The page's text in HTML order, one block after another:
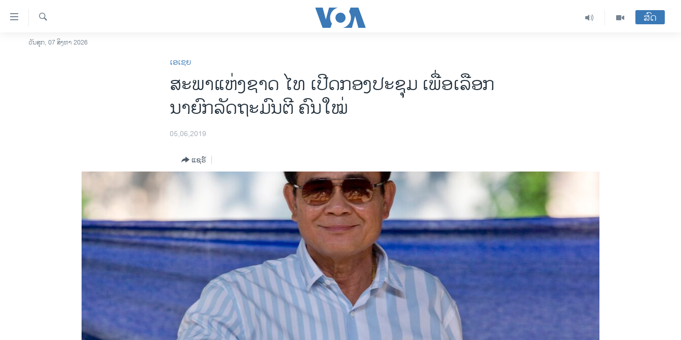
ລິ້ງ
ສຳຫລັບ
ໂຮມເພຈ
ວິທະຍາສາດ-ເທັກໂນໂລຈີ
ຄົ້ນຫາ
ສົດ
ວັນສຸກ, 07 ສິງຫາ 2026
ເອເຊຍ
ສະ​ພາ​ແຫ່ງ​ຊາດ ໄທ ເປີດກອງ​ປະ​ຊຸມ ເພື່ອ​ເລືອກ
ນາ​ຍົກ​ລັດ​ຖະ​ມົນ​ຕີ ຄົນ​ໃໝ່
05,06,2019
ແຊຣ໌